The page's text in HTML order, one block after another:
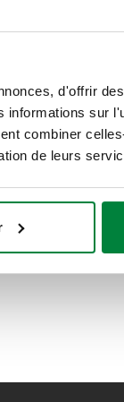
d'offrir
sur
combiner
de leurs